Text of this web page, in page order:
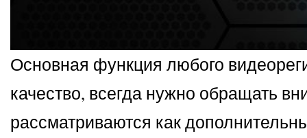
Основная функция любого
качество, всегда нужно обращать
рассматриваются как